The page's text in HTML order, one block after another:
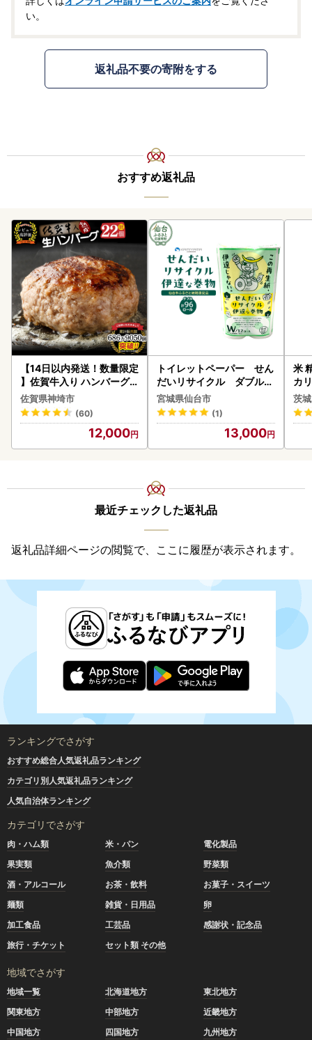
い。
返礼品不要の寄附をする
おすすめ返礼品
【14日以内発送！数量限定
】佐賀牛入り ハンバーグ 2
2個 2.6kg(120g×22個)(H
083106)
佐賀県神埼市
(60)
12,000
トイレットペーパー せん
だいリサイクル ダブル9
6ロール｜トイレット
宮城県仙台市
(1)
13,000
米
カ
茨
最近チェックした返礼品
返礼品詳細ページの閲覧で、ここに履歴が表示されます。
ランキングでさがす
おすすめ総合人気返礼品ランキング
カテゴリ別人気返礼品ランキング
人気自治体ランキング
カテゴリでさがす
肉・ハム類 米・パン
電化製品
果実類
魚介類
野菜類
酒・アルコール
お茶・飲料
お菓子・スイーツ
麺類
雑貨・日用品
卵
加工食品
工芸品
感謝状・記念品
旅行・チケット
セット類 その他
地域でさがす
地域一覧 北海道地方
東北地方
関東地方
中部地方
近畿地方
中国地方
四国地方 九州地方